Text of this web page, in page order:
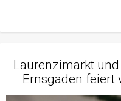
Laurenzimarkt
Ernsgaden feiert